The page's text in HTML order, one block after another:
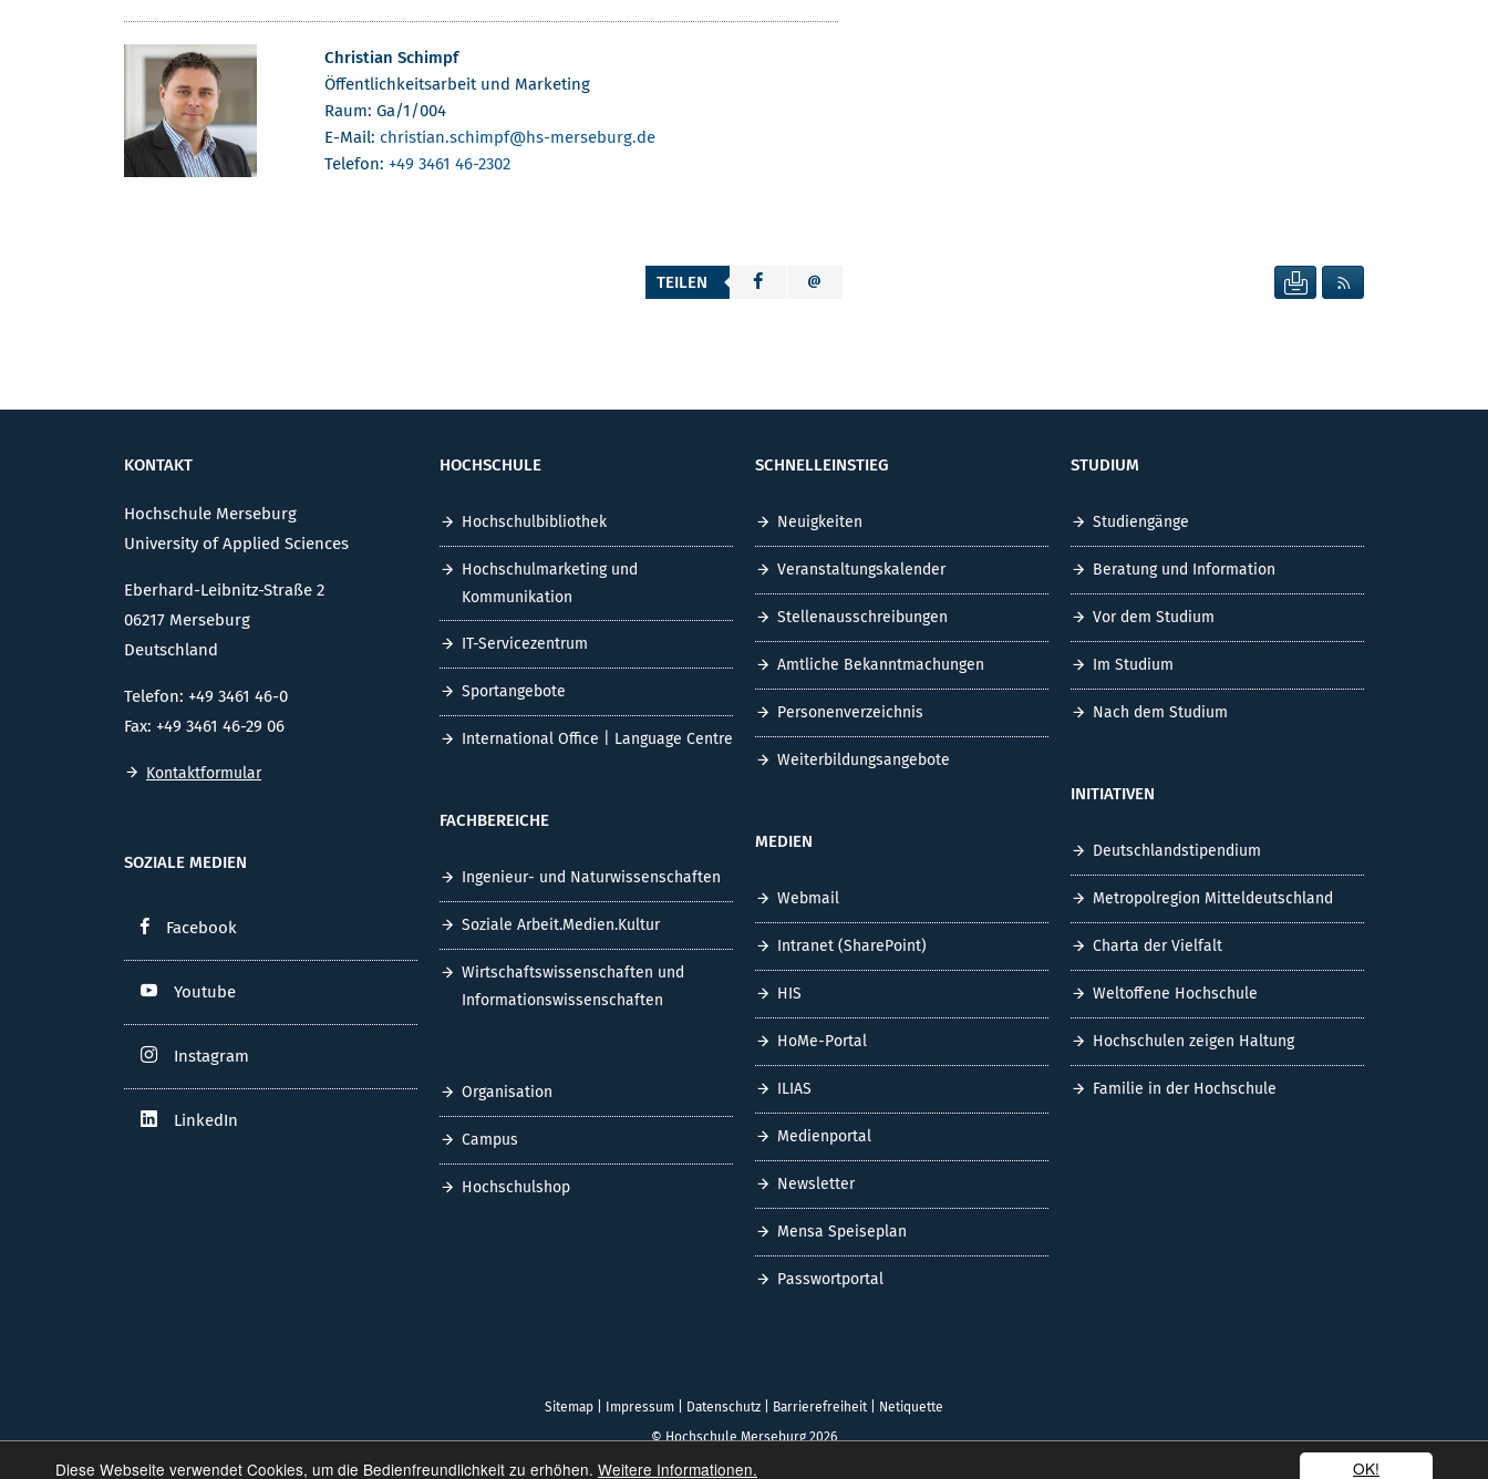
OK!
Diese Webseite verwendet Cookies, um die Bedienfreundlichkeit zu erhöhen. Weitere Informationen.
Christian Schimpf
Öffentlichkeitsarbeit und Marketing
Raum: Ga/1/004
E-Mail: christian.schimpf@hs-merseburg.de
Telefon: +49 3461 46-2302
TEILEN SEITE DRUCKEN
KONTAKT
Hochschule Merseburg
University of Applied Sciences
Eberhard-Leibnitz-Straße 2
06217 Merseburg
Deutschland
Telefon: +49 3461 46-0
Fax: +49 3461 46-29 06
Kontaktformular
SOZIALE MEDIEN
Facebook
Youtube
Instagram
LinkedIn
HOCHSCHULE
Hochschulbibliothek
Hochschulmarketing und
Kommunikation
IT-Servicezentrum
Sportangebote
International Office | Language Centre
FACHBEREICHE
Ingenieur- und Naturwissenschaften
Soziale Arbeit.Medien.Kultur
Wirtschaftswissenschaften und
Informationswissenschaften
Organisation
Campus
Hochschulshop
SCHNELLEINSTIEG
Neuigkeiten
Veranstaltungskalender
Stellenausschreibungen
Amtliche Bekanntmachungen
Personenverzeichnis
Weiterbildungsangebote
MEDIEN
Webmail
Intranet (SharePoint)
HIS
HoMe-Portal
ILIAS
Medienportal
Newsletter
Mensa Speiseplan
Passwortportal
STUDIUM
Studiengänge
Beratung und Information
Vor dem Studium
Im Studium
Nach dem Studium
INITIATIVEN
Deutschlandstipendium
Metropolregion Mitteldeutschland
Charta der Vielfalt
Weltoffene Hochschule
Hochschulen zeigen Haltung
Familie in der Hochschule
Sitemap Impressum Datenschutz Barrierefreiheit
Netiquette
© Hochschule Merseburg 2026